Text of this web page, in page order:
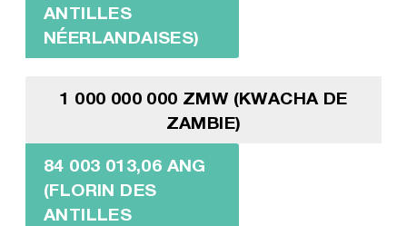
ANTILLES
NÉERLANDAISES)
1 000 000 000 ZMW (KWACHA DE
ZAMBIE)
84 003 013,06 ANG
(FLORIN DES
ANTILLES